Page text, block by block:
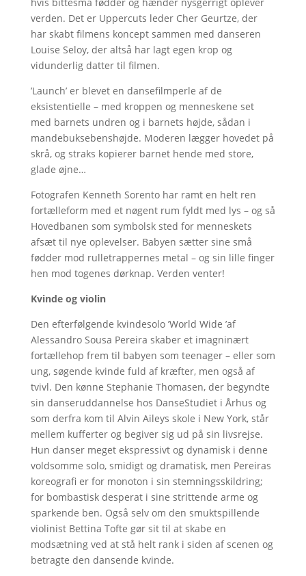
verden. Det er Uppercuts leder Cher Geurtze, der
har skabt filmens koncept sammen med danseren
Louise Seloy, der altså har lagt egen krop og
vidunderlig datter til filmen.
’Launch’ er blevet en dansefilmperle af de
eksistentielle – med kroppen og menneskene set
med barnets undren og i barnets højde, sådan i
mandebuksebenshøjde. Moderen lægger hovedet på
skrå, og straks kopierer barnet hende med store,
glade øjne…
Fotografen Kenneth Sorento har ramt en helt ren
fortælleform med et nøgent rum fyldt med lys – og så
Hovedbanen som symbolsk sted for menneskets
afsæt til nye oplevelser. Babyen sætter sine små
fødder mod rulletrappernes metal – og sin lille finger
hen mod togenes dørknap. Verden venter!
Kvinde og violin
Den efterfølgende kvindesolo ’World Wide ’af
Alessandro Sousa Pereira skaber et imagninært
fortællehop frem til babyen som teenager – eller som
ung, søgende kvinde fuld af kræfter, men også af
tvivl. Den kønne Stephanie Thomasen, der begyndte
sin danseruddannelse hos DanseStudiet i Århus og
som derfra kom til Alvin Aileys skole i New York, står
mellem kufferter og begiver sig ud på sin livsrejse.
Hun danser meget ekspressivt og dynamisk i denne
voldsomme solo, smidigt og dramatisk, men Pereiras
koreografi er for monoton i sin stemningsskildring;
for bombastisk desperat i sine strittende arme og
sparkende ben. Også selv om den smuktspillende
violinist Bettina Tofte gør sit til at skabe en
modsætning ved at stå helt rank i siden af scenen og
betragte den dansende kvinde.